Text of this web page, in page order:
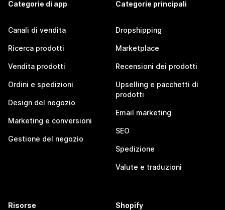
Categorie di app
Canali di vendita
Ricerca prodotti
Vendita prodotti
Ordini e spedizioni
Design del negozio
Marketing e conversioni
Gestione del negozio
Categorie principali
Dropshipping
Marketplace
Recensioni dei prodotti
Upselling e pacchetti di
prodotti
Email marketing
SEO
Spedizione
Valute e traduzioni
Risorse Shopify